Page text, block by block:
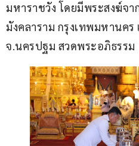
มหาราชวัง โดยมีพระสงฆ์จ
มังคลาราม กรุงเทพมหานค
จ.นครปฐม สวดพระอภิธรรม